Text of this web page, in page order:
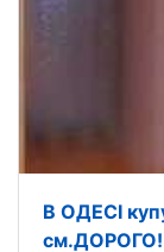
В ОДЕСІ
см.ДОРОГО!